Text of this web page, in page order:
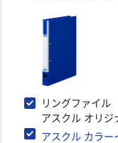
リングファイ
アスクル オリジ
アスクル カラー